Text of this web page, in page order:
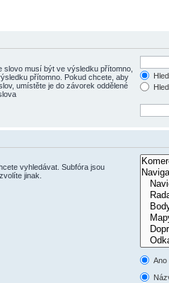
slovo musí být ve výsledku přítomno,
přítomno. Pokud chcete, aby
umístěte je do závorek oddělené
vyhledávat. Subfóra jsou
jinak.
Ano